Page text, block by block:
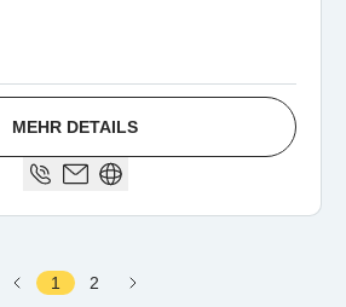
MEHR DETAILS
1 2